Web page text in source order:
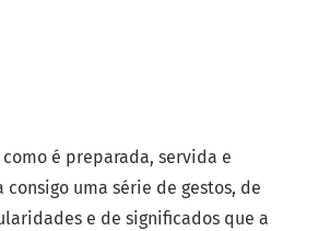
é preparada, servida e
uma série de gestos, de
e de significados que a